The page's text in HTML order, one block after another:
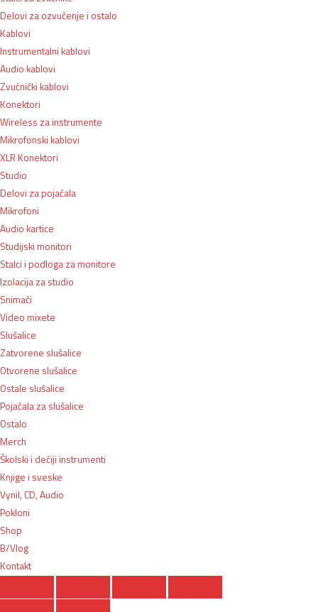
Delovi za ozvučenje i ostalo
Kablovi
Instrumentalni kablovi
Audio kablovi
Zvučnički kablovi
Konektori
Wireless za instrumente
Mikrofonski kablovi
XLR Konektori
Studio
Delovi za pojačala
Mikrofoni
Audio kartice
Studijski monitori
Stalci i podloga za monitore
Izolacija za studio
Snimači
Video mixete
Slušalice
Zatvorene slušalice
Otvorene slušalice
Ostale slušalice
Pojačala za slušalice
Ostalo
Merch
Školski i dečiji instrumenti
Knjige i sveske
Vynil, CD, Audio
Pokloni
Shop
B/Vlog
Kontakt